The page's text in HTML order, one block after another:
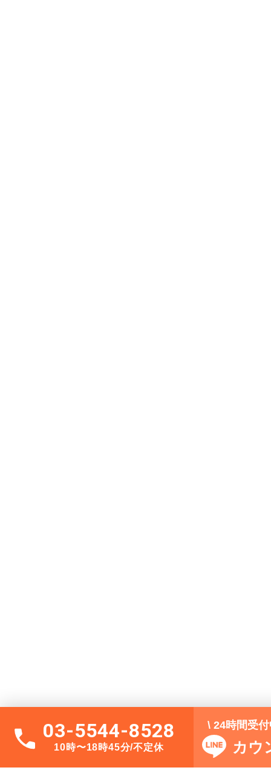
03-5544-8528
10時〜18時45分/不定休
\ 24時間受
カウ